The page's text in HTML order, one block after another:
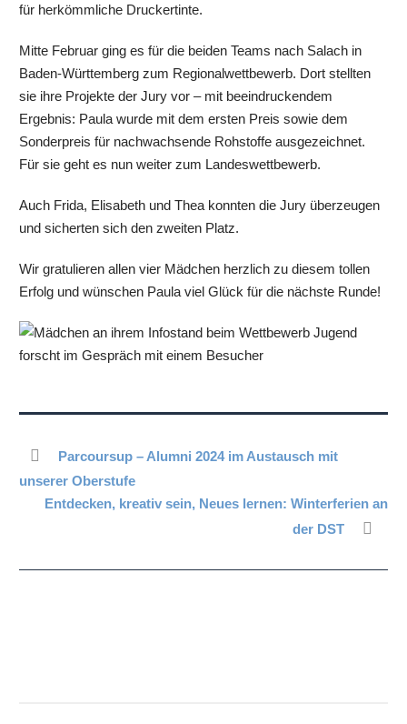
für herkömmliche Druckertinte.
Mitte Februar ging es für die beiden Teams nach Salach in
Baden-Württemberg zum Regionalwettbewerb. Dort stellten
sie ihre Projekte der Jury vor – mit beeindruckendem
Ergebnis: Paula wurde mit dem ersten Preis sowie dem
Sonderpreis für nachwachsende Rohstoffe ausgezeichnet.
Für sie geht es nun weiter zum Landeswettbewerb.
Auch Frida, Elisabeth und Thea konnten die Jury überzeugen
und sicherten sich den zweiten Platz.
Wir gratulieren allen vier Mädchen herzlich zu diesem tollen
Erfolg und wünschen Paula viel Glück für die nächste Runde!
Parcoursup – Alumni 2024 im Austausch mit
unserer Oberstufe
Entdecken, kreativ sein, Neues lernen: Winterferien an
der DST